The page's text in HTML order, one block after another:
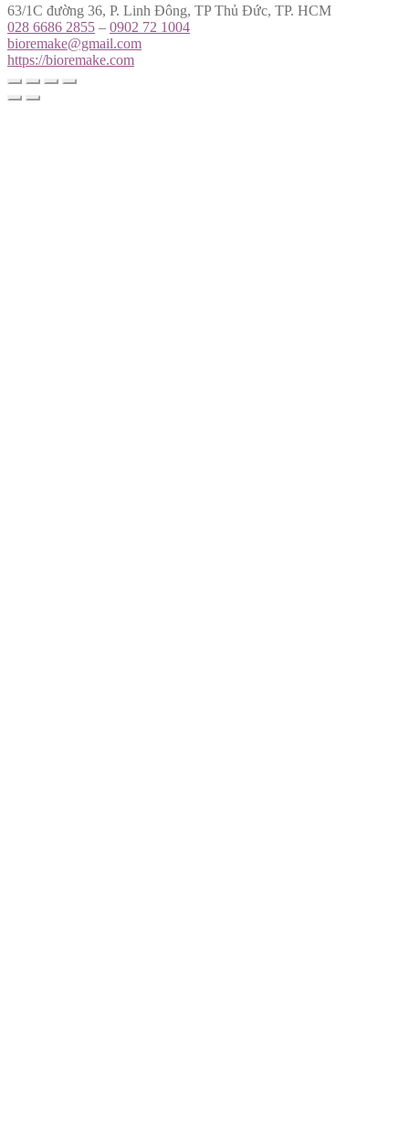
63/1C đường 36, P. Linh Đông, TP Thủ Đức, TP. HCM
028 6686 2855 – 0902 72 1004
bioremake@gmail.com
https://bioremake.com